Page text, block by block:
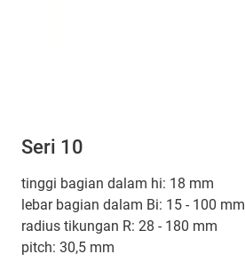
Seri 10
tinggi bagian dalam hi: 18 mm
lebar bagian dalam Bi: 15 - 100 mm
radius tikungan R: 28 - 180 mm
pitch: 30,5 mm